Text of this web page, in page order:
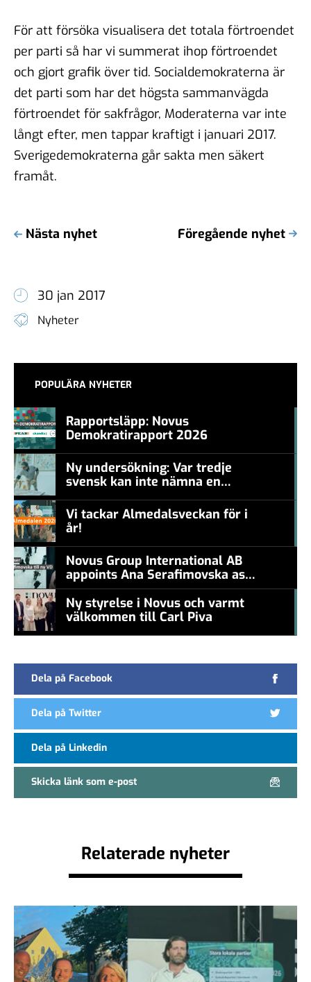
För att försöka visualisera det totala förtroendet
per parti så har vi summerat ihop förtroendet
och gjort grafik över tid. Socialdemokraterna är
det parti som har det högsta sammanvägda
förtroendet för sakfrågor, Moderaterna var inte
långt efter, men tappar kraftigt i januari 2017.
Sverigedemokraterna går sakta men säkert
framåt.
Nästa nyhet Föregående nyhet
30 jan 2017
Nyheter
POPULÄRA NYHETER
Rapportsläpp: Novus
Demokratirapport 2026
Ny undersökning: Var tredje
svensk kan inte nämna en
levande konstnär
Vi tackar Almedalsveckan för i
år!
Novus Group International AB
appoints Ana Serafimovska as
new CEO
Ny styrelse i Novus och varmt
välkommen till Carl Piva
Dela på Facebook
Dela på Twitter
Dela på Linkedin
Skicka länk som e-post
Relaterade nyheter